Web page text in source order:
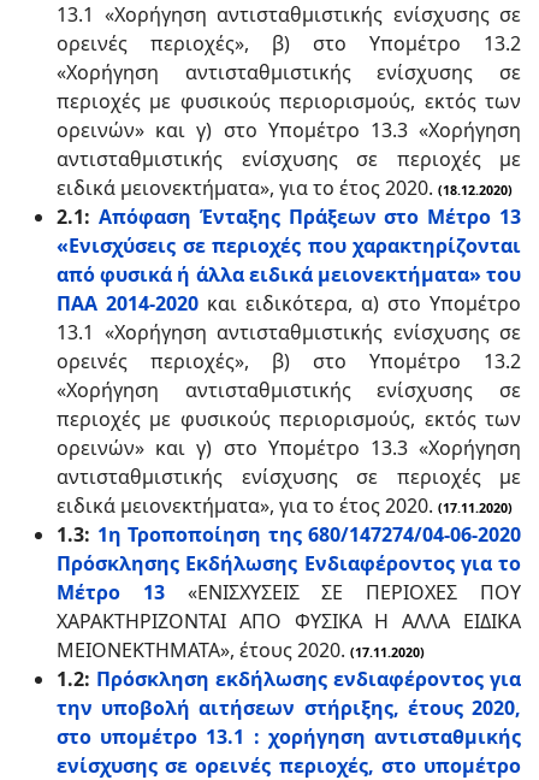
13.1 «Χορήγηση αντισταθμιστικής ενίσχυσης σε
ορεινές περιοχές», β) στο Υπομέτρο 13.2
«Χορήγηση αντισταθμιστικής ενίσχυσης σε
περιοχές με φυσικούς περιορισμούς, εκτός των
ορεινών» και γ) στο Υπομέτρο 13.3 «Χορήγηση
αντισταθμιστικής ενίσχυσης σε περιοχές με
ειδικά μειονεκτήματα», για το έτος 2020. (18.12.2020)
2.1: Απόφαση Ένταξης Πράξεων στο Μέτρο 13
«Ενισχύσεις σε περιοχές που χαρακτηρίζονται
από φυσικά ή άλλα ειδικά μειονεκτήματα» του
ΠΑΑ 2014-2020 και ειδικότερα, α) στο Υπομέτρο
13.1 «Χορήγηση αντισταθμιστικής ενίσχυσης σε
ορεινές περιοχές», β) στο Υπομέτρο 13.2
«Χορήγηση αντισταθμιστικής ενίσχυσης σε
περιοχές με φυσικούς περιορισμούς, εκτός των
ορεινών» και γ) στο Υπομέτρο 13.3 «Χορήγηση
αντισταθμιστικής ενίσχυσης σε περιοχές με
ειδικά μειονεκτήματα», για το έτος 2020. (17.11.2020)
1.3: 1η Τροποποίηση της 680/147274/04-06-2020
Πρόσκλησης Εκδήλωσης Ενδιαφέροντος για το
Μέτρο 13«ΕΝΙΣΧΥΣΕΙΣ ΣΕ ΠΕΡΙΟΧΕΣ ΠΟΥ
ΧΑΡΑΚΤΗΡΙΖΟΝΤΑΙ ΑΠΟ ΦΥΣΙΚΑ Η ΑΛΛΑ ΕΙΔΙΚΑ
ΜΕΙΟΝΕΚΤΗΜΑΤΑ», έτους 2020. (17.11.2020)
1.2: Πρόσκληση εκδήλωσης ενδιαφέροντος για
την υποβολή αιτήσεων στήριξης, έτους 2020,
στο υπομέτρο 13.1 : χορήγηση αντισταθμικής
ενίσχυσης σε ορεινές περιοχές, στο υπομέτρο